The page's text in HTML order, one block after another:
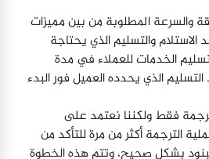
والسرعة المطلوبة من بين مميزات
والتسليم الذي يحتاجة
الخدمات للعملاء في مدة
الذي يحدده العميل فور البدء
فقط ولكننا نعتمد على
الترجمة أكثر من مرة للتأكد من
بشكل صحيح، وتتم هذه الخطوة